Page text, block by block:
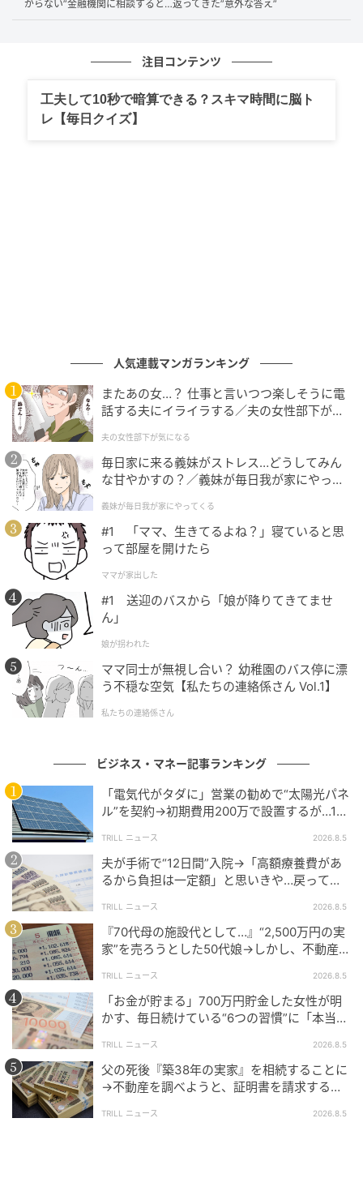
です。この場合、住民税の控除額は45万円です。一
れば、特定親族特別控除の対象になる場合がありま
円以下が目安です。
つまり、給与収入が165万円超170万円以下であれば、
控除額は31万円です。一方、170万円を超えて175万円
以下になると、控除額は21万円になります。
「少し多く働くだけ」と思っていても、令和8年度の住
民税で親の控除額が変わる可能性があるのです。な
お、実際の住民税額は、親の所得や他の控除、自治体
の均等割などによって変わります。
「123万円を超えたら終わり」ではないが確認
は必要
今回の制度改正で大切なのは、給与収入が123万円を
超えても、親の控除が一気にゼロになるわけではない
点です。特定親族特別控除ができることで、大学生年
ただし、控除額はずっと同じではありません。子ども
の合計所得金額が増えるほど、親が受けられる控除額
は段階的に小さくなります。
給与収入のみの場合は、
年収の目安で確認できます。
また、特定親族特別控除に該当する場合、控除は受け
られても、税法上の扶養親族としては扱われません。
ここは、特定扶養控除との違いとして押さえておきた
い点です。
さらに、子ども本人の税金と親の税金は別に考える必
要があります。子ども本人に所得税や住民税がかかる
かどうかと、親がどの控除を受けられるかは同じ話で
はありません。「本人の税金が少ないから、親にも影
響は少ない」とは限らないのです。
年齢についても確認が必要
です。令和8年度住民税であ
がらない”金融機関に相談すると…返ってきた”意外な答え”
注目コンテンツ
工夫して10秒で暗算できる？スキマ時間に脳ト
レ【毎日クイズ】
人気連載マンガランキング
またあの女…？ 仕事と言いつつ楽しそうに電
話する夫にイライラする／夫の女性部下が気
夫の女性部下が気になる
毎日家に来る義妹がストレス…どうしてみん
な甘やかすの？／義妹が毎日我が家にやって
が】
義妹が毎日我が家にやってくる
#1 「ママ、生きてるよね？」寝ていると思
って部屋を開けたら
ママが家出した
#1 送迎のバスから「娘が降りてきてませ
ん」
娘が拐われた
ママ同士が無視し合い？ 幼稚園のバス停に漂
う不穏な空気【私たちの連絡係さん Vol.1】
私たちの連絡係さん
ビジネス・マネー記事ランキング
「電気代がタダに」営業の勧めで“太陽光パネ
ル”を契約→初期費用200万で設置するが…10
TRILL ニュース 2026.8.5
夫が手術で“12日間”入院→「高額療養費があ
るから負担は一定額」と思いきや…戻ってき
TRILL ニュース 2026.8.5
『70代母の施設代として…』“2,500万円の実
家”を売ろうとした50代娘→しかし、不動産会
TRILL ニュース 2026.8.5
「お金が貯まる」700万円貯金した女性が明
かす、毎日続けている“6つの習慣”に「本当に
TRILL ニュース 2026.8.5
父の死後『築38年の実家』を相続することに
→不動産を調べようと、証明書を請求する
TRILL ニュース 2026.8.5